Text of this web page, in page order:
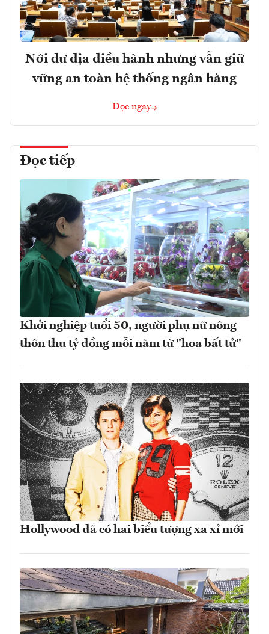
Nới dư địa điều hành nhưng vẫn giữ
vững an toàn hệ thống ngân hàng
Đọc ngay
Đọc tiếp
Khởi nghiệp tuổi 50, người phụ nữ nông
thôn thu tỷ đồng mỗi năm từ "hoa bất tử"
Hollywood đã có hai biểu tượng xa xỉ mới